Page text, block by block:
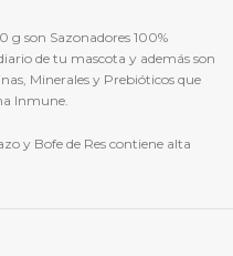
g son Sazonadores 100%
de tu mascota y además son
Minerales y Prebióticos que
Inmune.
y Bofe de Res contiene alta